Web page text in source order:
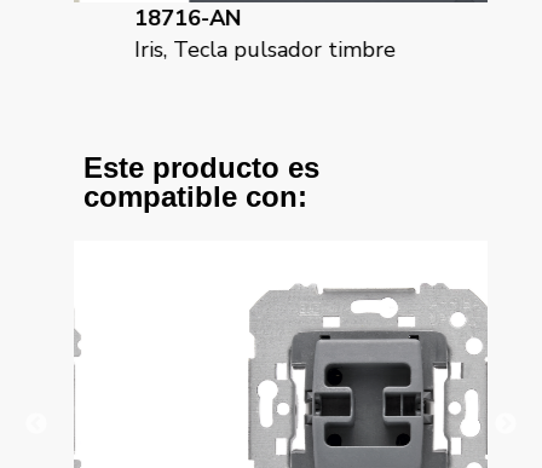
18716-AN
Iris, Tecla pulsador timbre
Este producto es
compatible con: